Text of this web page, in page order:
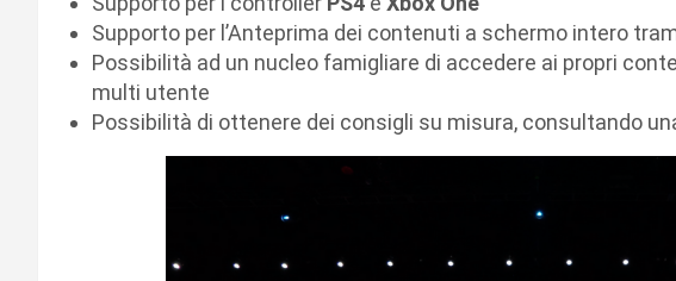
Supporto per l’Anteprima dei contenuti a schermo intero
Possibilità ad un nucleo famigliare di accedere ai propri
multi utente
Possibilità di ottenere dei consigli su misura, consultando